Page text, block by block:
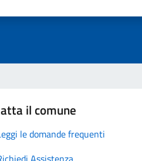
il comune
le domande frequenti